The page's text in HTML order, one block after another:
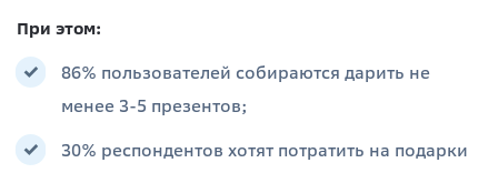
При этом:
86% пользователей собираются дарить не
менее 3-5 презентов;
30% респондентов хотят потратить на подарки